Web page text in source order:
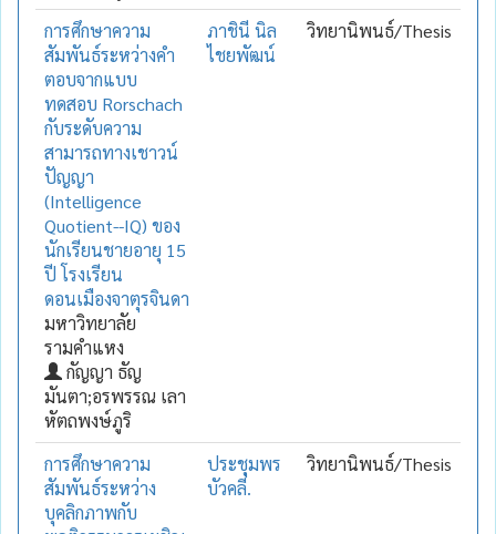
การศึกษาความ
สัมพันธ์ระหว่างคำ
ตอบจากแบบ
ทดสอบ Rorschach
กับระดับความ
สามารถทางเชาวน์
ปัญญา
(Intelligence
Quotient--IQ) ของ
นักเรียนชายอายุ 15
ปี โรงเรียน
ดอนเมืองจาตุรจินดา
มหาวิทยาลัย
รามคำแหง
กัญญา ธัญ
มันตา;อรพรรณ เลา
หัตถพงษ์ภูริ
ภาชินี นิล
ไชยพัฒน์
วิทยานิพนธ์/Thesis
การศึกษาความ
สัมพันธ์ระหว่าง
บุคลิกภาพกับ
ประชุมพร
บัวคลี่.
วิทยานิพนธ์/Thesis